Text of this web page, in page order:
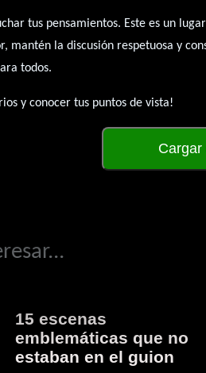
tus pensamientos. Este es un
mantén la discusión respetuosa y
todos.
y conocer tus puntos de vista!
15 escenas
emblemáticas que no
estaban en el guion